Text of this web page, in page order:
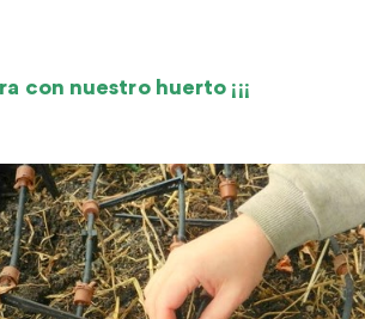
con nuestro huerto ¡¡¡